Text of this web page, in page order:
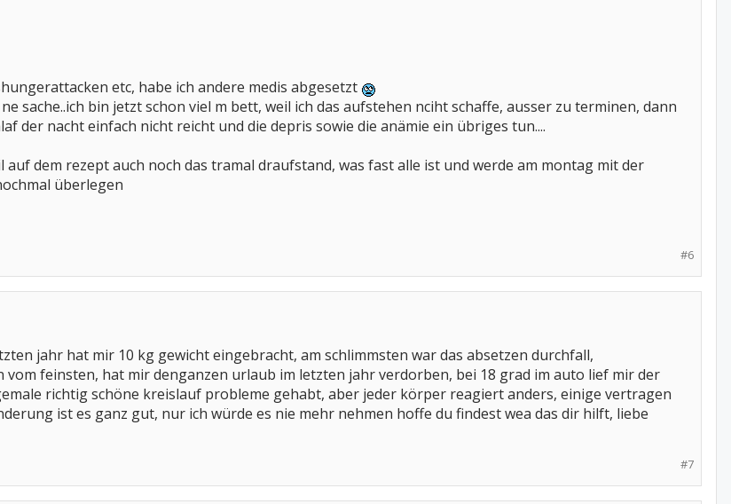
etc, habe ich andere medis abgesetzt
sache..ich bin jetzt schon viel m bett, weil ich das aufstehen nciht schaffe, ausser zu terminen, dann
der nacht einfach nicht reicht und die depris sowie die anämie ein übriges tun....
dem rezept auch noch das tramal draufstand, was fast alle ist und werde am montag mit der
überlegen
#6
jahr hat mir 10 kg gewicht eingebracht, am schlimmsten war das absetzen durchfall,
vom feinsten, hat mir denganzen urlaub im letzten jahr verdorben, bei 18 grad im auto lief mir der
richtig schöne kreislauf probleme gehabt, aber jeder körper reagiert anders, einige vertragen
ist es ganz gut, nur ich würde es nie mehr nehmen hoffe du findest wea das dir hilft, liebe
#7